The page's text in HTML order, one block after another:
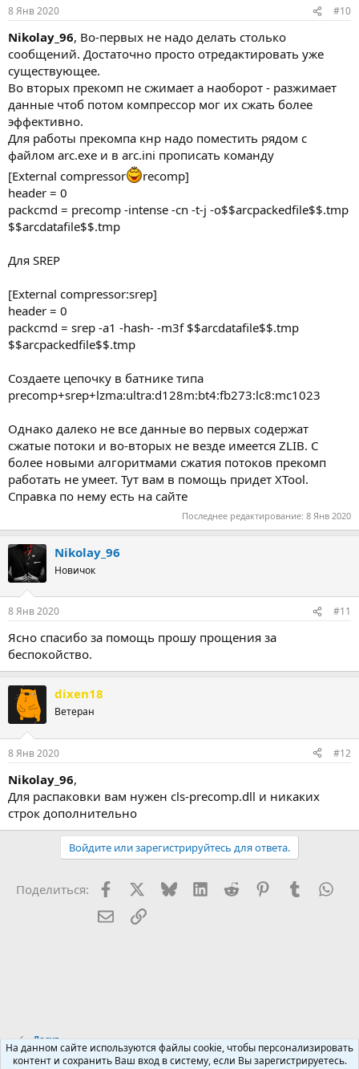
8 Янв 2020 #10
Nikolay_96, Во-первых не надо делать столько
сообщений. Достаточно просто отредактировать уже
существующее.
Во вторых прекомп не сжимает а наоборот - разжимает
данные чтоб потом компрессор мог их сжать более
эффективно.
Для работы прекомпа кнр надо поместить рядом с
файлом arc.exe и в arc.ini прописать команду
[External compressor
recomp]
header = 0
packcmd = precomp -intense -cn -t-j -o$$arcpackedfile$$.tmp
$$arcdatafile$$.tmp
Для SREP
[External compressor:srep]
header = 0
packcmd = srep -a1 -hash- -m3f $$arcdatafile$$.tmp
$$arcpackedfile$$.tmp
Создаете цепочку в батнике типа
precomp+srep+lzma:ultra:d128m:bt4:fb273:lc8:mc1023
Однако далеко не все данные во первых содержат
сжатые потоки и во-вторых не везде имеется ZLIB. С
более новыми алгоритмами сжатия потоков прекомп
работать не умеет. Тут вам в помощь придет XTool.
Справка по нему есть на сайте
Последнее редактирование: 8 Янв 2020
Nikolay_96
Новичок
8 Янв 2020 #11
Ясно спасибо за помощь прошу прощения за
беспокойство.
dixen18
Ветеран
8 Янв 2020 #12
Nikolay_96,
Для распаковки вам нужен cls-precomp.dll и никаких
строк дополнительно
Войдите или зарегистрируйтесь для ответа.
Поделиться: FacebookX (Twitter)
BlueskyLinkedInReddit PinterestTumblr
Электронная почта
Ссылка
Досуг
На данном сайте используются файлы cookie, чтобы персонализировать
контент и сохранить Ваш вход в систему, если Вы зарегистрируетесь.